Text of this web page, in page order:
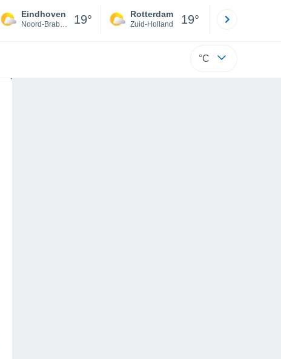
Eindhoven
Noord-Brabant 19° Rotterdam
Zuid-Holland 19°
°C